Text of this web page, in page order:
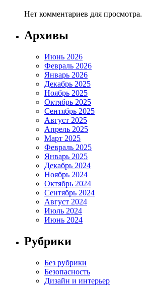
Нет комментариев для просмотра.
Архивы
Июнь 2026
Февраль 2026
Январь 2026
Декабрь 2025
Ноябрь 2025
Октябрь 2025
Сентябрь 2025
Август 2025
Апрель 2025
Март 2025
Февраль 2025
Январь 2025
Декабрь 2024
Ноябрь 2024
Октябрь 2024
Сентябрь 2024
Август 2024
Июль 2024
Июнь 2024
Рубрики
Без рубрики
Безопасность
Дизайн и интерьер